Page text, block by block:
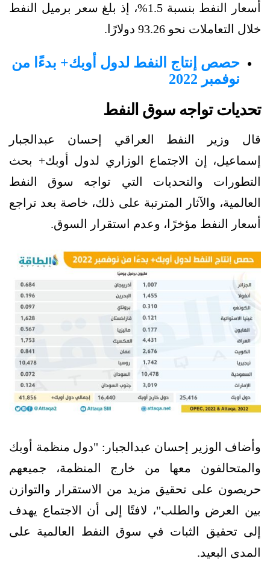
أسعار النفط بنسبة 1.5%، إذ بلغ سعر برميل النفط
خلال التعاملات نحو 93.26 دولارًا.
حصص إنتاج النفط لدول أوبك+ بدءًا من
نوفمبر 2022
تحديات تواجه سوق النفط
قال وزير النفط العراقي إحسان عبدالجبار
إسماعيل، إن الاجتماع الوزاري لدول أوبك+ بحث
التطورات والتحديات التي تواجه سوق النفط
العالمية، والآثار المترتبة على ذلك، خاصة بعد تراجع
أسعار النفط مؤخرًا، وعدم استقرار السوق.
وأضاف الوزير إحسان عبدالجبار: "دول منظمة أوبك
والمتحالفون معها من خارج المنظمة، جميعهم
حريصون على تحقيق مزيد من الاستقرار والتوازن
بين العرض والطلب"، لافتًا إلى أن الاجتماع يهدف
إلى تحقيق الثبات في سوق النفط العالمية على
المدى البعيد.